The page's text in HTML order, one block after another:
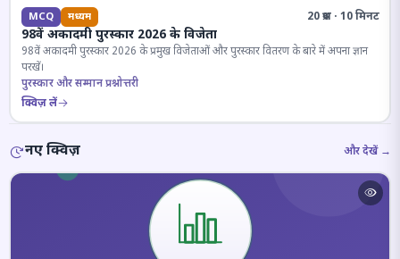
MCQ मध्यम 20 प्रश्न · 10 मिनट
98वें अकादमी पुरस्कार 2026 के विजेता
98वें अकादमी पुरस्कार 2026 के प्रमुख विजेताओं और पुरस्कार वितरण के बारे में अपना ज्ञान
परखें।
पुरस्कार और सम्मान प्रश्नोत्तरी
क्विज़ लें
नए क्विज़ और देखें →